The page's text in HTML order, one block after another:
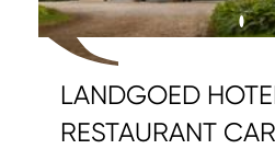
LANDGOED
RESTAURANT